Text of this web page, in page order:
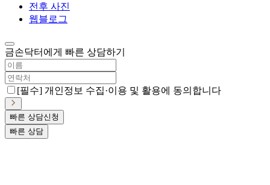
전후 사진
웹블로그
금손닥터에게 빠른 상담하기
[필수] 개인정보 수집·이용 및 활용에 동의합니다
빠른 상담신청
빠른 상담